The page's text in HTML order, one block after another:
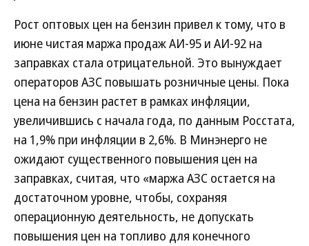
Рост оптовых цен на бензин привел к тому, что в
июне чистая маржа продаж АИ-95 и АИ-92 на
заправках стала отрицательной. Это вынуждает
операторов АЗС повышать розничные цены. Пока
цена на бензин растет в рамках инфляции,
увеличившись с начала года, по данным Росстата,
на 1,9% при инфляции в 2,6%. В Минэнерго не
ожидают существенного повышения цен на
заправках, считая, что «маржа АЗС остается на
достаточном уровне, чтобы, сохраняя
операционную деятельность, не допускать
повышения цен на топливо для конечного